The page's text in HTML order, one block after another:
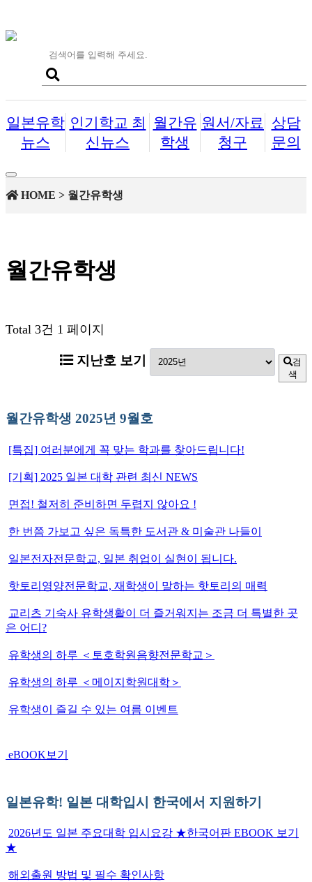
일본유학
뉴스
인기학교 최
신뉴스
월간유
학생
원서/자료
청구
상담
문의
Toggle
navigation
HOME > 월간유학생
월간유학생
Total 3건 1 페이지
지난호 보기
검
색
월간유학생 2025년 9월호
[특집] 여러분에게 꼭 맞는 학과를 찾아드립니다!
[기획] 2025 일본 대학 관련 최신 NEWS
면접! 철저히 준비하면 두렵지 않아요 !
한 번쯤 가보고 싶은 독특한 도서관 & 미술관 나들이
일본전자전문학교, 일본 취업이 실현이 됩니다.
핫토리영양전문학교, 재학생이 말하는 핫토리의 매력
교리츠 기숙사 유학생활이 더 즐거워지는 조금 더 특별한 곳
은 어디?
유학생의 하루 ＜토호학원음향전문학교＞
유학생의 하루 ＜메이지학원대학＞
유학생이 즐길 수 있는 여름 이벤트
eBOOK보기
일본유학! 일본 대학입시 한국에서 지원하기
2026년도 일본 주요대학 입시요강 ★한국어판 EBOOK 보기
★
해외출원 방법 및 필수 확인사항